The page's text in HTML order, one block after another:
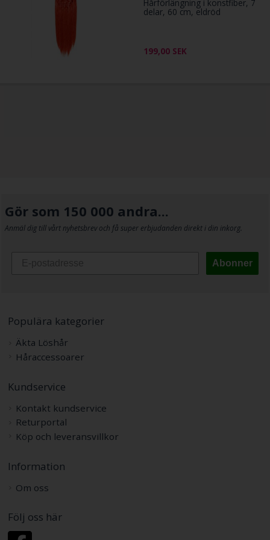
Hårförlängning i konstfiber, 7
delar, 60 cm, eldröd
199,00 SEK
Gör som 150 000 andra...
Anmäl dig till vårt nyhetsbrev och få super erbjudanden direkt i din inkorg.
Abonner
Populära kategorier
Äkta Löshår
Håraccessoarer
Kundservice
Kontakt kundservice
Returportal
Köp och leveransvillkor
Information
Om oss
Följ oss här